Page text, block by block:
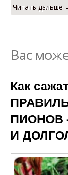
Читать дальше
Вас
Как
ПИОНОВ
И